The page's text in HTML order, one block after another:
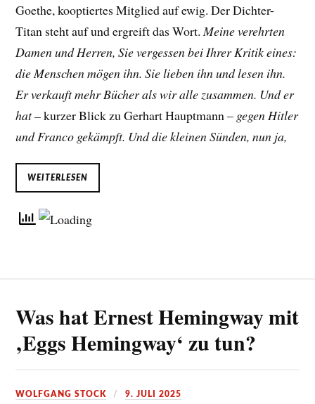
Goethe, kooptiertes Mitglied auf ewig. Der Dichter-
Titan steht auf und ergreift das Wort. Meine verehrten
Damen und Herren, Sie vergessen bei Ihrer Kritik eines:
die Menschen mögen ihn. Sie lieben ihn und lesen ihn.
Er verkauft mehr Bücher als wir alle zusammen. Und er
hat –kurzer Blick zu Gerhart Hauptmann – gegen Hitler
und Franco gekämpft. Und die kleinen Sünden, nun ja,
WEITERLESEN
Was hat Ernest Hemingway mit
‚Eggs Hemingway‘ zu tun?
WOLFGANG STOCK 9. JULI 2025